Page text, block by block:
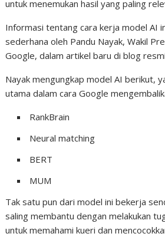
untuk menemukan hasil yang paling
Informasi tentang cara kerja model AI
sederhana oleh Pandu Nayak, Wakil
Google, dalam artikel baru di blog
Nayak mengungkap model AI berikut,
utama dalam cara Google
RankBrain
Neural matching
BERT
MUM
Tak satu pun dari model ini bekerja
saling membantu dengan melakukan
untuk memahami kueri dan